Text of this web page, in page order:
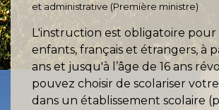
et administrative (Première ministre)
L'instruction est obligatoire pour
enfants, français et étrangers, à
ans et jusqu'à l’âge de 16 ans
pouvez choisir de scolariser
dans un établissement scolaire